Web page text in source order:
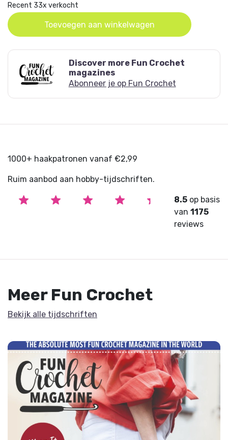
account on Hobbyou.nl during your purchase so
you can always find your online items again.
Recent 33x verkocht
Toevoegen aan winkelwagen
Discover more Fun Crochet
magazines
Abonneer je op Fun Crochet
1000+ haakpatronen vanaf €2,99
Ruim aanbod aan hobby-tijdschriften.
8.5 op basis
van1175
reviews
Meer Fun Crochet
Bekijk alle tijdschriften